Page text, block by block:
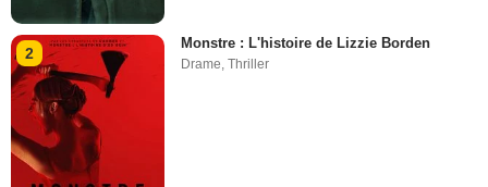
2
Monstre : L'histoire de Lizzie Borden
Drame,Thriller